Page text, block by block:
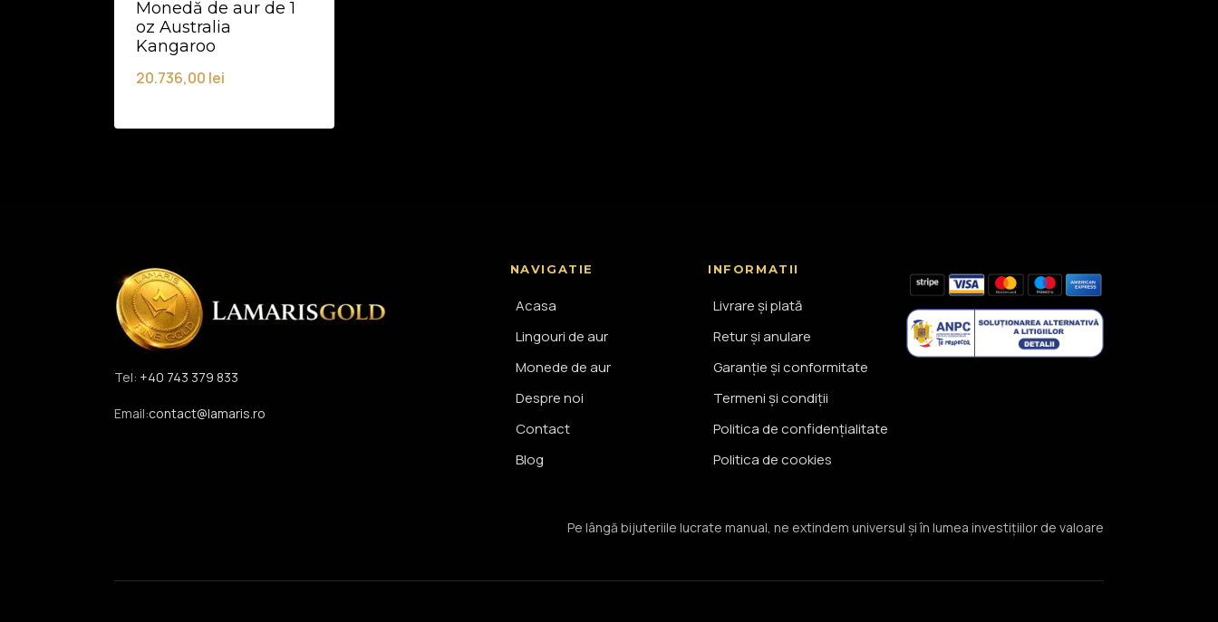
Monedă de aur de 1
oz Australia
Kangaroo
20.736,00 lei
Tel: +40 743 379 833
Email:contact@lamaris.ro
NAVIGATIE
Acasa
Lingouri de aur
Monede de aur
Despre noi
Contact
Blog
INFORMATII
Livrare și plată
Retur și anulare
Garanție și conformitate
Termeni și condiții
Politica de confidențialitate
Politica de cookies
Pe lângă bijuteriile lucrate manual, ne extindem universul și în lumea investițiilor de valoare